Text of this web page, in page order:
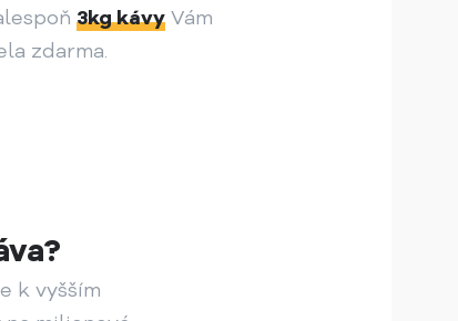
3kg kávy Vám
zdarma.
k vyšším